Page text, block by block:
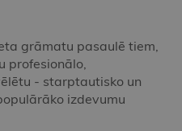
grāmatu pasaulē tiem,
profesionālo,
- starptautisko un
izdevumu